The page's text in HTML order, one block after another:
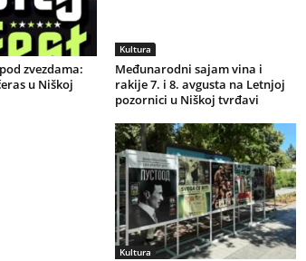
zvezdama:
u Niškoj
Kultura
Međunarodni sajam vina i
rakije 7. i 8. avgusta na Letnjoj
pozornici u Niškoj tvrđavi
Kultura